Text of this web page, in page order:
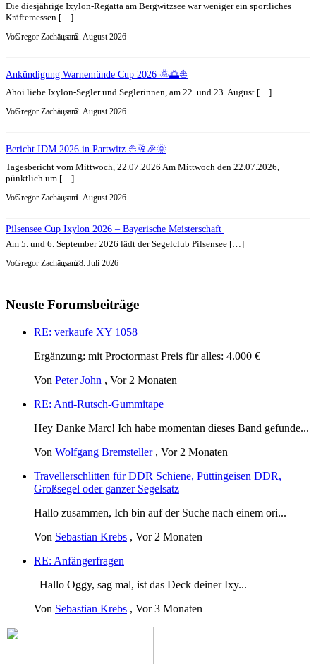
Die diesjährige Ixylon-Regatta am Bergwitzsee war weniger ein sportliches
Kräftemessen […]
VonGregor Zachäus, am2. August 2026
Ankündigung Warnemünde Cup 2026 🌞🌅⛵
Ahoi liebe Ixylon-Segler und Seglerinnen, am 22. und 23. August […]
VonGregor Zachäus, am2. August 2026
Bericht IDM 2026 in Partwitz ⛵🥂🎉🌞
Tagesbericht vom Mittwoch, 22.07.2026 Am Mittwoch den 22.07.2026,
pünktlich um […]
VonGregor Zachäus, am1. August 2026
Pilsensee Cup Ixylon 2026 – Bayerische Meisterschaft
Am 5. und 6. September 2026 lädt der Segelclub Pilsensee […]
VonGregor Zachäus, am28. Juli 2026
Neuste Forumsbeiträge
RE: verkaufe XY 1058
Ergänzung: mit Proctormast Preis für alles: 4.000 €
Von Peter John , Vor 2 Monaten
RE: Anti-Rutsch-Gummitape
Hey Danke Marc! Ich habe momentan dieses Band gefunde...
Von Wolfgang Bremsteller, Vor 2 Monaten
Travellerschlitten für DDR Schiene, Püttingeisen DDR,
Großsegel oder ganzer Segelsatz
Hallo zusammen, Ich bin auf der Suche nach einem ori...
Von Sebastian Krebs , Vor 2 Monaten
RE: Anfängerfragen
Hallo Oggy, sag mal, ist das Deck deiner Ixy...
Von Sebastian Krebs , Vor 3 Monaten